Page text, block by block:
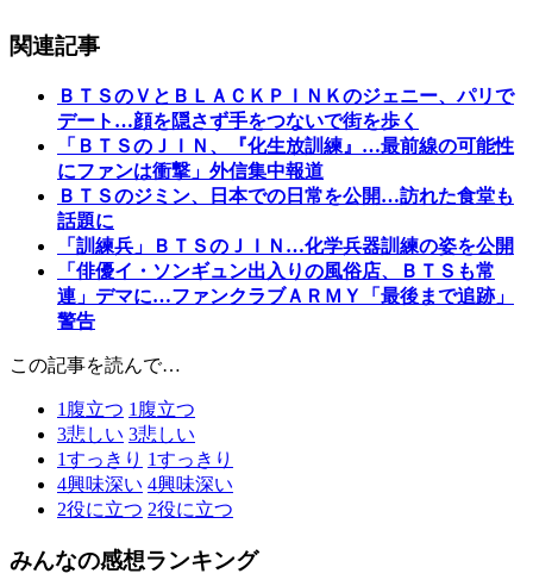
関連記事
ＢＴＳのＶとＢＬＡＣＫＰＩＮＫのジェニー、パリで
デート…顔を隠さず手をつないで街を歩く
「ＢＴＳのＪＩＮ、『化生放訓練』…最前線の可能性
にファンは衝撃」外信集中報道
ＢＴＳのジミン、日本での日常を公開…訪れた食堂も
話題に
「訓練兵」ＢＴＳのＪＩＮ…化学兵器訓練の姿を公開
「俳優イ・ソンギュン出入りの風俗店、ＢＴＳも常
連」デマに…ファンクラブＡＲＭＹ「最後まで追跡」
警告
この記事を読んで…
1 腹立つ 1 腹立つ
3悲しい 3悲しい
1すっきり 1すっきり
4興味深い 4興味深い
2役に立つ 2役に立つ
みんなの感想ランキング